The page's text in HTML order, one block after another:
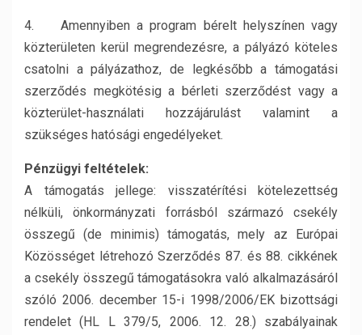
4. Amennyiben a program bérelt helyszínen vagy
közterületen kerül megrendezésre, a pályázó köteles
csatolni a pályázathoz, de legkésőbb a támogatási
szerződés megkötésig a bérleti szerződést vagy a
közterület-használati hozzájárulást valamint a
szükséges hatósági engedélyeket.
Pénzügyi feltételek:
A támogatás jellege: visszatérítési kötelezettség
nélküli, önkormányzati forrásból származó csekély
összegű (de minimis) támogatás, mely az Európai
Közösséget létrehozó Szerződés 87. és 88. cikkének
a csekély összegű támogatásokra való alkalmazásáról
szóló 2006. december 15-i 1998/2006/EK bizottsági
rendelet (HL L 379/5, 2006. 12. 28.) szabályainak